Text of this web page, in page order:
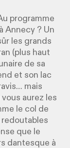
programme
Annecy ? Un
les grands
(plus haut
de sa
et son lac
mais
aurez les
le col de
redoutables
que le
dantesque à